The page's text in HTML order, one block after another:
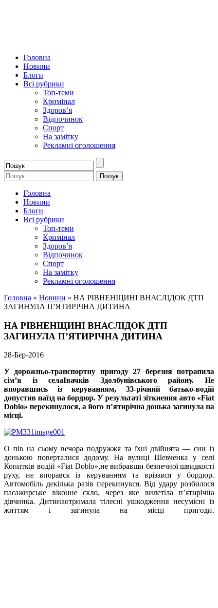
Головна
Новини
Блоги
Всі рубрики
Топ-теми
Кримінал
Здоров’я
Відпочинок
Спорт
На замітку
Рекламні оголошення
Головна
Новини
Блоги
Всі рубрики
Топ-теми
Кримінал
Здоров’я
Відпочинок
Спорт
На замітку
Рекламні оголошення
Головна » Новини » НА РІВНЕНЩИНІ ВНАСЛІДОК ДТП
ЗАГИНУЛА П’ЯТИРІЧНА ДИТИНА
НА РІВНЕНЩИНІ ВНАСЛІДОК ДТП
ЗАГИНУЛА П’ЯТИРІЧНА ДИТИНА
28-Бер-2016
У дорожньо-транспортну пригоду 27 березня потрапила
сім’я із селаІвачків Здолбунівського району. Не
впоравшись із керуванням, 33-річний батько-водій
допустив наїзд на бордюр. У результаті зіткнення авто «Fiat
Doblo» перекинулося, а його п’ятирічна донька загинула на
місці.
О пів на сьому вечора подружжя та їхні двійнята — син із
донькою поверталися додому. На вулиці Шевченка у селі
Копитків водій «Fiat Doblo»,не вибравши безпечної швидкості
руху, не впорався із керуванням та врізався у бордюр.
Автомобіль декілька разів перекинувся. Від удару розбилося
пасажирське віконне скло, через яке вилетіла п’ятирічна
дівчинка. Дитинаотримала тілесні ушкодження несумісні із
життям і загинула на місці пригоди.